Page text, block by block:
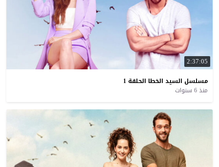
2:37:05
مسلسل السيد الخطا الحلقة 1
منذ 6 سنوات